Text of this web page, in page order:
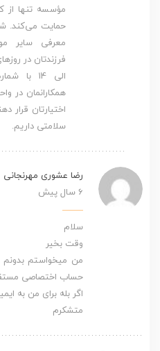
حمایت می‌کند.
معرفی سایر
همکارانمان در
اختیارتان قرار
سلامتی داریم.
رضا عشوری مهرنجانی
6 سال پیش
سلام
وقت بخیر
من میخواستم بدونم
حساب اختصاصی
اگر بله برای من به
متشکرم